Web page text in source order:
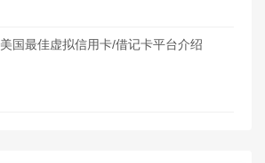
美国最佳虚拟信用卡/借记卡平台介绍